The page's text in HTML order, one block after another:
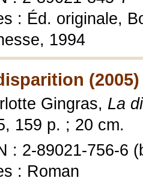
: Éd. originale,
1994
(2005)
Gingras, La
159 p. ; 20 cm.
: 2-89021-756-6
: Roman